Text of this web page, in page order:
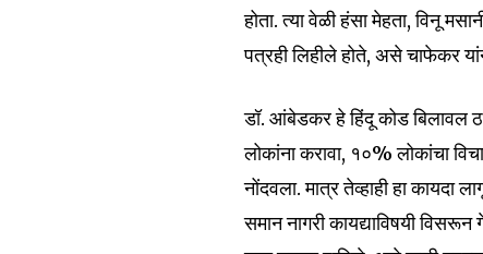
6,300
होता. त्या वेळी हंसा मेहता, विनू
पत्रही लिहीले होते, असे चाफेकर
डॉ. आंबेडकर हे हिंदू कोड बिलावल
लोकांना करावा, १०% लोकांचा
नोंदवला. मात्र तेव्हाही हा कायदा
समान नागरी कायद्याविषयी